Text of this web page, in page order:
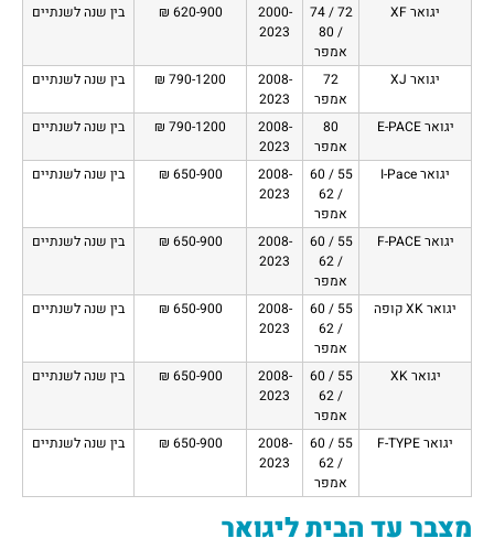
יגואר XF
72 / 74
/ 80
אמפר
2000-
2023
620-900 ₪ בין שנה לשנתיים
יגואר XJ
72
אמפר
2008-
2023
790-1200 ₪ בין שנה לשנתיים
יגואר E-PACE
80
אמפר
2008-
2023
790-1200 ₪ בין שנה לשנתיים
יגואר I-Pace
55 / 60
/ 62
אמפר
2008-
2023
650-900 ₪ בין שנה לשנתיים
יגואר F-PACE
55 / 60
/ 62
אמפר
2008-
2023
650-900 ₪ בין שנה לשנתיים
יגואר XK קופה
55 / 60
/ 62
אמפר
2008-
2023
650-900 ₪ בין שנה לשנתיים
יגואר XK
55 / 60
/ 62
אמפר
2008-
2023
650-900 ₪ בין שנה לשנתיים
יגואר F-TYPE
55 / 60
/ 62
אמפר
2008-
2023
650-900 ₪ בין שנה לשנתיים
מצבר עד הבית ליגואר